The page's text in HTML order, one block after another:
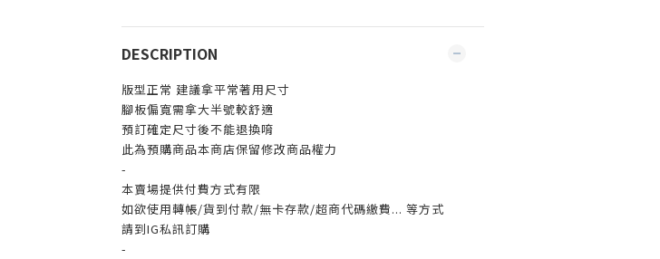
DESCRIPTION
版型正常 建議拿平常著用尺寸
腳板偏寬需拿大半號較舒適
預訂確定尺寸後不能退換唷
此為預購商品本商店保留修改商品權力
-
本賣場提供付費方式有限
如欲使用轉帳/貨到付款/無卡存款/超商代碼繳費... 等方式
請到IG私訊訂購
-